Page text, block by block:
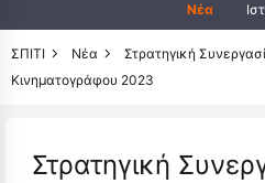
Νέα
ΣΠΙΤΙ Νέα
Στρατηγική
Κινηματογράφου 2023
Στρατηγική